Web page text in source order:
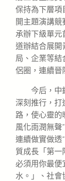
保持為下層項
開主題演講競
承辦下級單元
道辦結合展開
局、企業等結
侶圈，連續晉
今后，中
深刻推行，打
路，使心靈的
風化雨潤無聲
連續做實做透
質成長「第一
必須用你最便
水。」、社會